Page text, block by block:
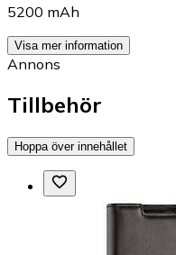
5200 mAh
Visa mer information
Annons
Tillbehör
Hoppa över innehållet